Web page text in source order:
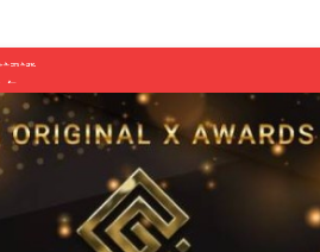
名
傳遞品格與智慧力量